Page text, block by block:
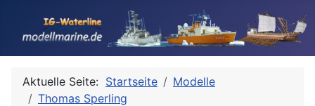
Aktuelle Seite: Startseite
Modelle
Thomas Sperling